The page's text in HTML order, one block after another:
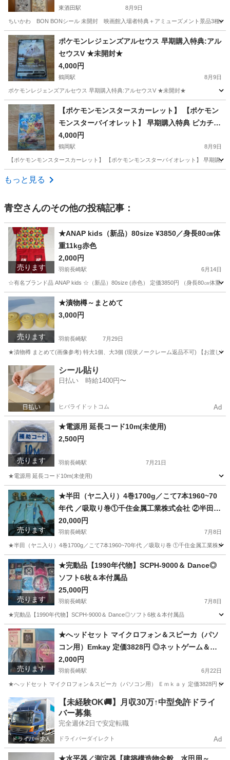
東酒田駅 8月9日
ちいかわ BON BONシール 未開封 映画館入場者特典＋アミューズメント景品3種の
山形 酒田市 東酒田駅 カードゲーム ちい
ポケモンレジェンズアルセウス 早期購入特典:アル
セウスV ★未開封★
4,000円
鶴岡駅 8月9日
ポケモンレジェンズアルセウス 早期購入特典:アルセウスV ★未開封★
山形 鶴岡市 鶴岡駅 カードゲーム アルセウス
【ポケモンモンスタースカーレット】 【ポケモン
モンスターバイオレット】 早期購入特典 ピカチュ
ウ ★未開封★
4,000円
鶴岡駅 8月9日
【ポケモンモンスタースカーレット】 【ポケモンモンスターバイオレット】 早期購
山形 鶴岡市
もっと見る
青空さんのその他の投稿記事：
売ります
★ANAP kids（新品）80size ¥3850／身長80㎝体
重11kg赤色
2,000円
羽前長崎駅 6月14日
☆有名ブランド品 ANAP kids ☆（新品）80size (赤色） 定価3850円 （身長80㎝体重
山形 東村山郡 羽前長崎駅 キッズ用品
売ります
★漬物樽～まとめて
3,000円
羽前長崎駅 7月29日
★漬物樽 まとめて(画像参考) 特大1個、大3個 (現状ノークレーム返品不可) 【お渡し場
山形 東村山郡 羽前長崎駅
シール貼り
日払い 時給1400円〜
ヒバライドットコム Ad
売ります
★電源用 延長コード10m(未使用)
2,500円
羽前長崎駅 7月21日
★電源用 延長コード10m(未使用)
山形 東村山郡 羽前長崎駅 生活家電 延長コード
売ります
★半田（ヤニ入り）4巻1700g／こて7本1960~70
年代 ／吸取り巻①千住金属工業株式会社 ②半田こ
て 7本※ビンテージ
20,000円
羽前長崎駅 7月8日
★半田（ヤニ入り）4巻1700g／こて7本1960~70年代 ／吸取り巻 ①千住金属工業株式
山形 東村山郡 羽前長崎駅 その他
売ります
★完動品【1990年代物】SCPH-9000＆ Dance◎
ソフト6枚＆本付属品
25,000円
羽前長崎駅 7月8日
★完動品【1990年代物】SCPH-9000＆ Dance◎ソフト6枚＆本付属品
山形 東村山郡 羽前長崎駅 テレビゲーム
売ります
★へッドセット マイクロフォン＆スピーカ（パソ
コン用）Emkay 定価3828円 ◎ネットゲーム＆リ
モート会話に最適！
2,000円
羽前長崎駅 6月22日
★へッドセット マイクロフォン＆スピーカ（パソコン用） Ｅｍｋａｙ 定価3828円 (
山形 東村山郡 羽前長崎駅 周辺機器 マイク
【未経験OK🚚】月収30万↑中型免許ドライ
バー募集
完全週休2日で安定転職
ドライバーダイレクト Ad